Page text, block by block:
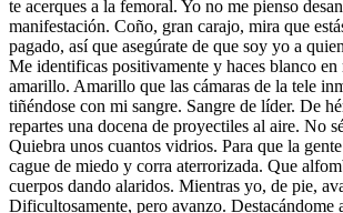
te acerques a la femoral. Yo no me pienso
manifestación. Coño, gran carajo, mira que
pagado, así que asegúrate de que soy yo a
Me identificas positivamente y haces blanco en
amarillo. Amarillo que las cámaras de la tele
tiñéndose con mi sangre. Sangre de líder. De
repartes una docena de proyectiles al aire. No
Quiebra unos cuantos vidrios. Para que la
cague de miedo y corra aterrorizada. Que
cuerpos dando alaridos. Mientras yo, de pie,
Dificultosamente, pero avanzo. Destacándome